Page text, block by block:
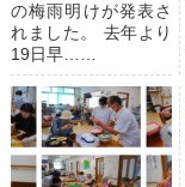
の梅雨明けが発表さ
れました。 去年より
19日早……